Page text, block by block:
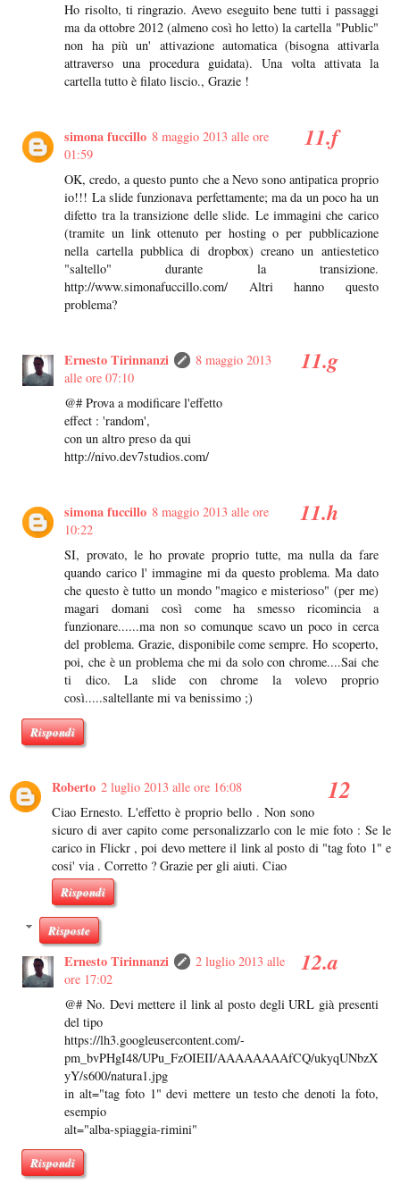
Ho risolto, ti ringrazio. Avevo eseguito bene tutti i passaggi
ma da ottobre 2012 (almeno così ho letto) la cartella "Public"
non ha più un' attivazione automatica (bisogna attivarla
attraverso una procedura guidata). Una volta attivata la
cartella tutto è filato liscio., Grazie !
simona fuccillo 8 maggio 2013 alle ore
01:59
OK, credo, a questo punto che a Nevo sono antipatica proprio
io!!! La slide funzionava perfettamente; ma da un poco ha un
difetto tra la transizione delle slide. Le immagini che carico
(tramite un link ottenuto per hosting o per pubblicazione
nella cartella pubblica di dropbox) creano un antiestetico
"saltello" durante la transizione.
http://www.simonafuccillo.com/ Altri hanno questo
problema?
Ernesto Tirinnanzi
8 maggio 2013
alle ore 07:10
@# Prova a modificare l'effetto
effect : 'random',
con un altro preso da qui
http://nivo.dev7studios.com/
simona fuccillo 8 maggio 2013 alle ore
10:22
SI, provato, le ho provate proprio tutte, ma nulla da fare
quando carico l' immagine mi da questo problema. Ma dato
che questo è tutto un mondo "magico e misterioso" (per me)
magari domani così come ha smesso ricomincia a
funzionare......ma non so comunque scavo un poco in cerca
del problema. Grazie, disponibile come sempre. Ho scoperto,
poi, che è un problema che mi da solo con chrome....Sai che
ti dico. La slide con chrome la volevo proprio
così.....saltellante mi va benissimo ;)
Rispondi
Roberto 2 luglio 2013 alle ore 16:08
Ciao Ernesto. L'effetto è proprio bello . Non sono
sicuro di aver capito come personalizzarlo con le mie foto : Se le
carico in Flickr , poi devo mettere il link al posto di "tag foto 1" e
cosi' via . Corretto ? Grazie per gli aiuti. Ciao
Rispondi
Risposte
Ernesto Tirinnanzi
2 luglio 2013 alle
ore 17:02
@# No. Devi mettere il link al posto degli URL già presenti
del tipo
https://lh3.googleusercontent.com/-
pm_bvPHgI48/UPu_FzOIEII/AAAAAAAAfCQ/ukyqUNbzX
yY/s600/natura1.jpg
in alt="tag foto 1" devi mettere un testo che denoti la foto,
esempio
alt="alba-spiaggia-rimini"
Rispondi